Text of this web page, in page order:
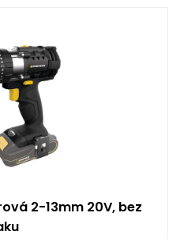
2-13mm 20V, bez